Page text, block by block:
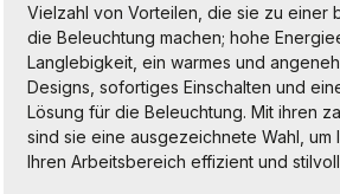
Vielzahl von Vorteilen, die sie zu einer
die Beleuchtung machen; hohe
Langlebigkeit, ein warmes und
Designs, sofortiges Einschalten und
Lösung für die Beleuchtung. Mit ihren
sind sie eine ausgezeichnete Wahl, um
Ihren Arbeitsbereich effizient und